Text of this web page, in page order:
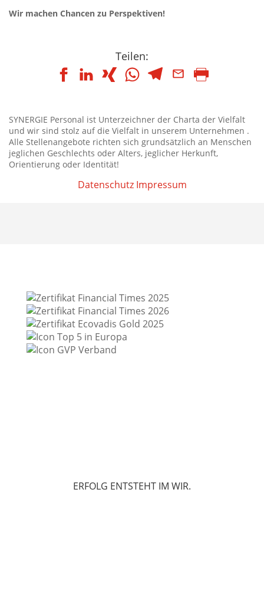
Wir machen Chancen zu Perspektiven!
Teilen:
SYNERGIE Personal ist Unterzeichner der Charta der Vielfalt
und wir sind stolz auf die Vielfalt in unserem Unternehmen .
Alle Stellenangebote richten sich grundsätzlich an Menschen
jeglichen Geschlechts oder Alters, jeglicher Herkunft,
Orientierung oder Identität!
Datenschutz Impressum
ERFOLG ENTSTEHT IM WIR.